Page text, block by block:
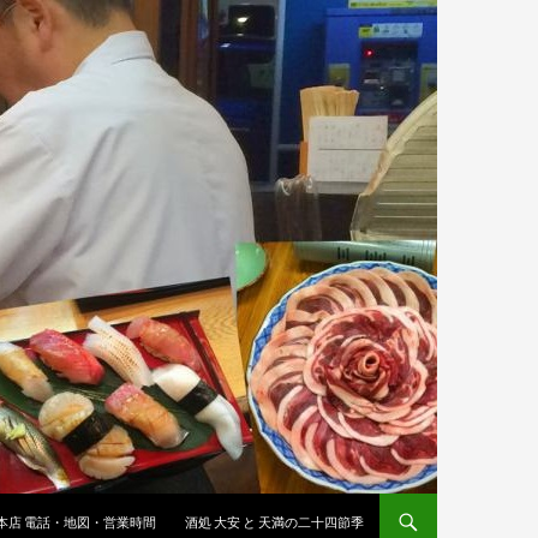
店 電話・地図・営業時間 酒処 大安 と 天満の二十四節季